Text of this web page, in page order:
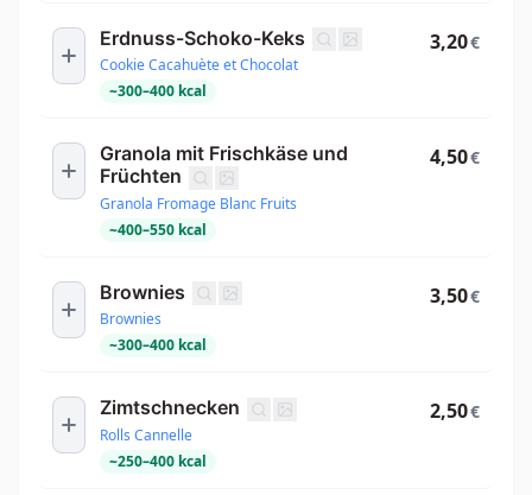
Erdnuss-Schoko-Keks
Cookie Cacahuète et Chocolat
~300–400 kcal
3,20€
Granola mit Frischkäse und
Früchten
Granola Fromage Blanc Fruits
~400–550 kcal
4,50€
Brownies
Brownies
~300–400 kcal
3,50€
Zimtschnecken
Rolls Cannelle
~250–400 kcal
2,50€